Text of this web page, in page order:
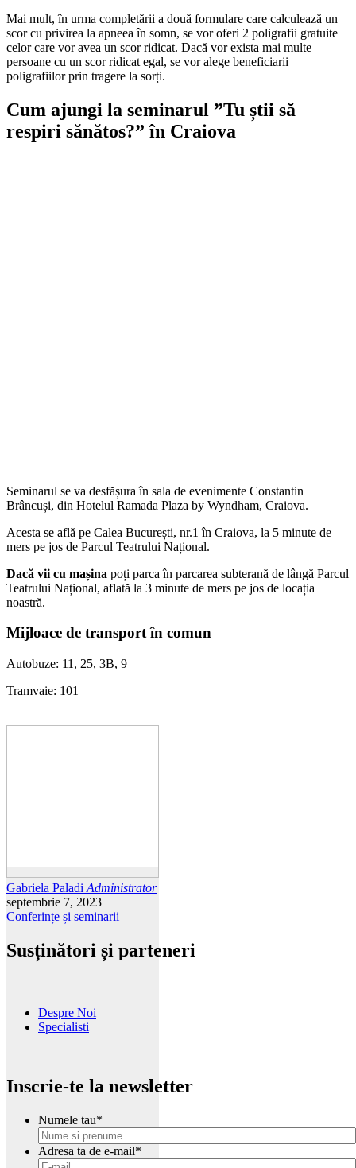
Mai mult, în urma completării a două formulare care calculează un
scor cu privirea la apneea în somn, se vor oferi 2 poligrafii gratuite
celor care vor avea un scor ridicat. Dacă vor exista mai multe
persoane cu un scor ridicat egal, se vor alege beneficiarii
poligrafiilor prin tragere la sorți.
Cum ajungi la seminarul ”Tu știi să
respiri sănătos?”în Craiova
Seminarul se va desfășura în sala de evenimente Constantin
Brâncuși, din Hotelul Ramada Plaza by Wyndham, Craiova.
Acesta se află pe Calea București, nr.1 în Craiova, la 5 minute de
mers pe jos de Parcul Teatrului Național.
Dacă vii cu mașina poți parca în parcarea subterană de lângă Parcul
Teatrului Național, aflată la 3 minute de mers pe jos de locația
noastră.
Mijloace de transport în comun
Autobuze: 11, 25, 3B, 9
Tramvaie: 101
Gabriela Paladi Administrator
septembrie 7, 2023
Conferințe și seminarii
Susținători și parteneri
Despre Noi
Specialisti
Inscrie-te la newsletter
Numele tau*
Adresa ta de e-mail*